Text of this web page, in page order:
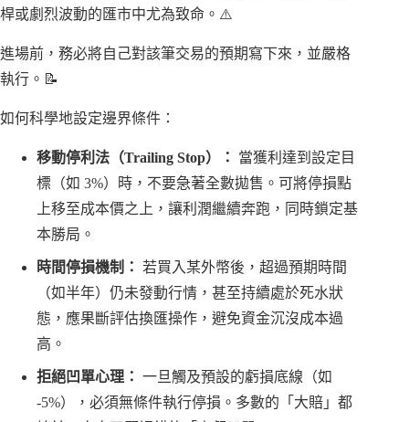
桿或劇烈波動的匯市中尤為致命。⚠️
進場前，務必將自己對該筆交易的預期寫下來，並嚴格
執行。📝
如何科學地設定邊界條件：
移動停利法（Trailing Stop）：
當獲利達到設定目
標（如 3%）時，不要急著全數拋售。可將停損點
上移至成本價之上，讓利潤繼續奔跑，同時鎖定基
本勝局。
時間停損機制： 若買入某外幣後，超過預期時間
（如半年）仍未發動行情，甚至持續處於死水狀
態，應果斷評估換匯操作，避免資金沉沒成本過
高。
拒絕凹單心理： 一旦觸及預設的虧損底線（如
-5%），必須無條件執行停損。多數的「大賠」都